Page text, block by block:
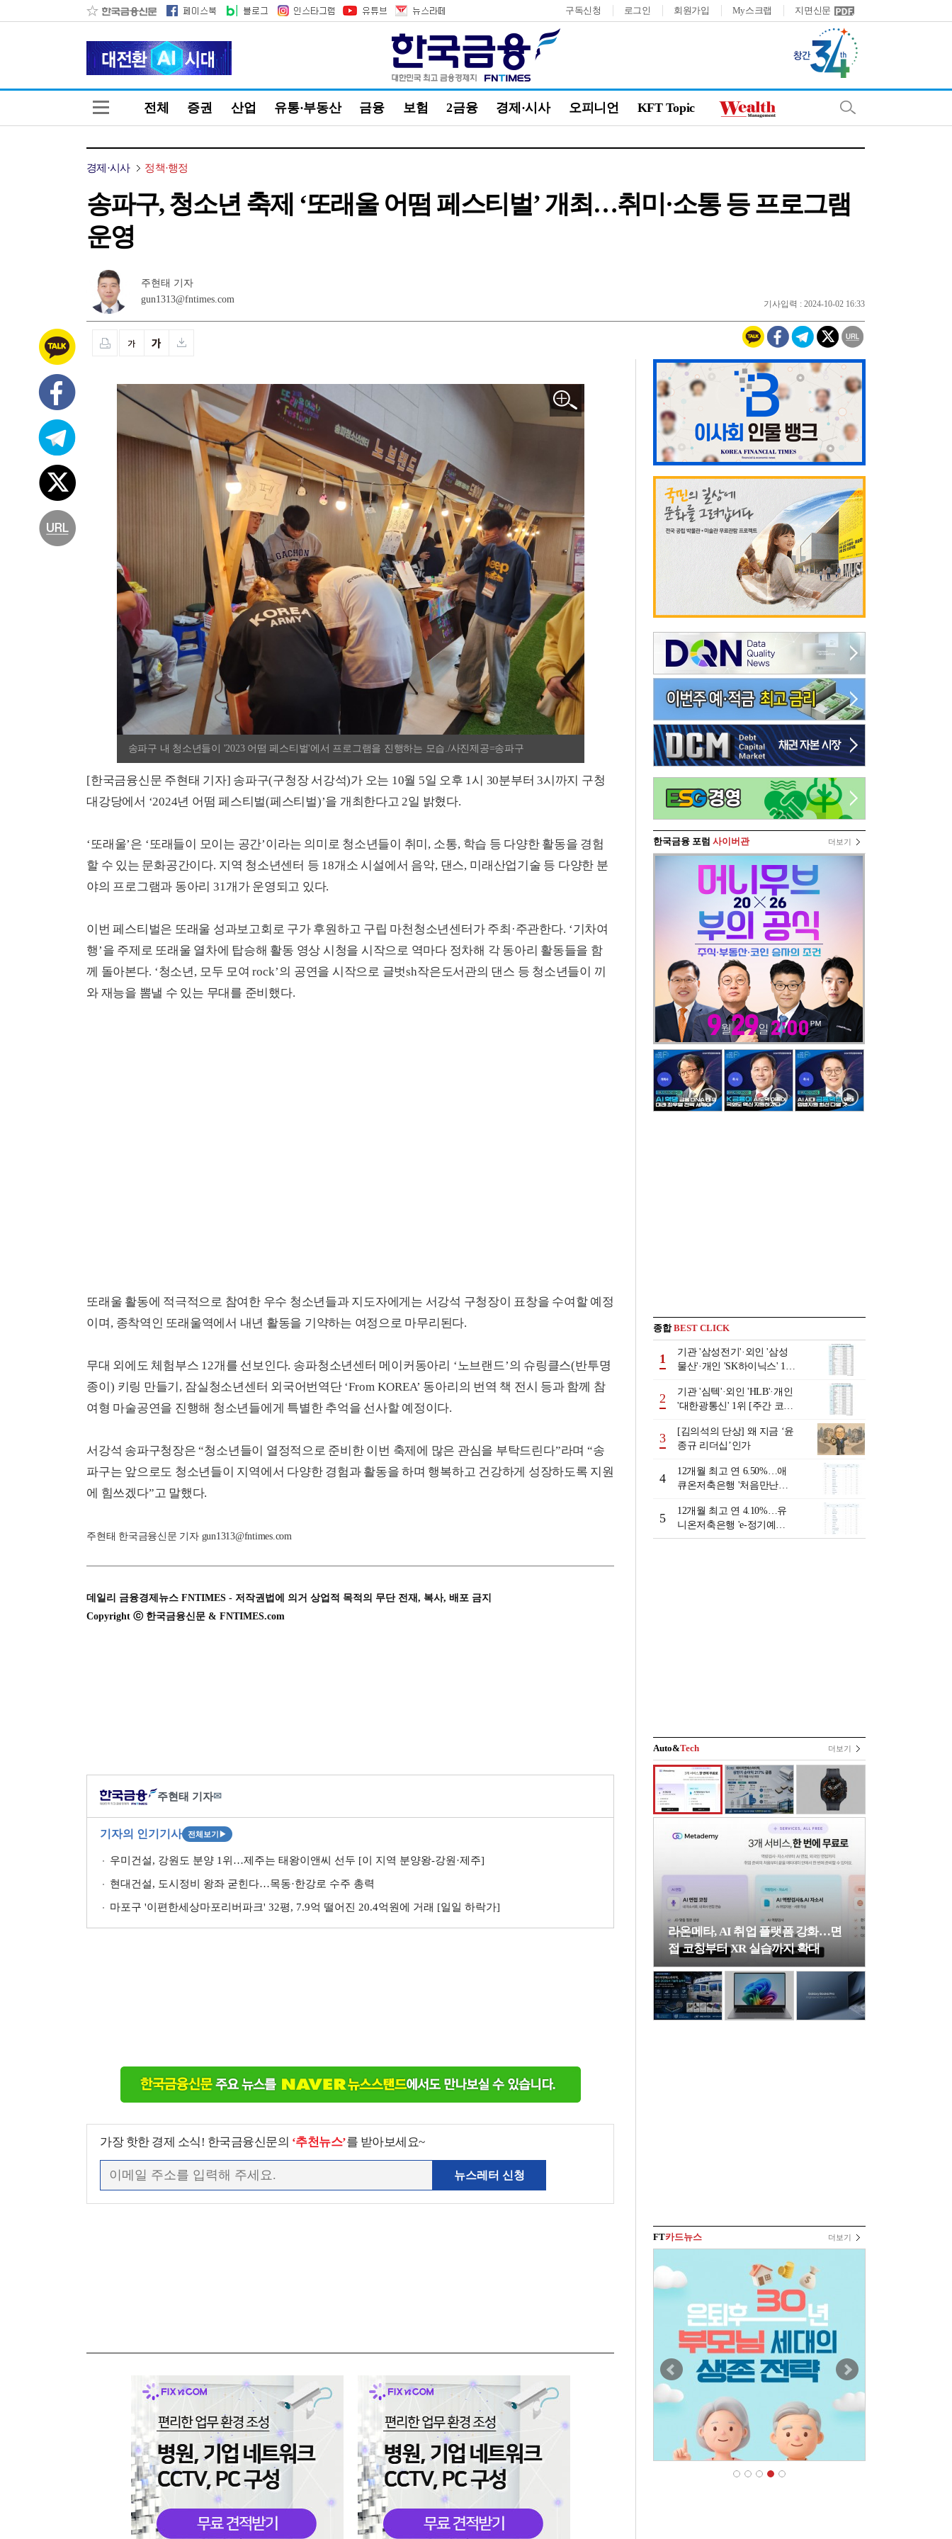
구독신청 로그인 회원가입 My스크랩 지면신문
전체 증권 산업 유통·부동산 금융 보험 2금융 경제·시사 오피니언 KFT Topic
경제·시사 정책·행정
송파구, 청소년 축제 ‘또래울 어떰 페스티벌’ 개최…취미·소통 등 프로그램
운영
주현태 기자
gun1313@fntimes.com
기사입력 : 2024-10-02 16:33
송파구 내 청소년들이 '2023 어떰 페스티벌'에서 프로그램을 진행하는 모습./사진제공=송파구
[한국금융신문 주현태 기자] 송파구(구청장 서강석)가 오는 10월 5일 오후 1시 30분부터 3시까지 구청
대강당에서 ‘2024년 어떰 페스티벌(페스티벌)’을 개최한다고 2일 밝혔다.
‘또래울’은 ‘또래들이 모이는 공간’이라는 의미로 청소년들이 취미 , 소통, 학습 등 다양한 활동을 경험
할 수 있는 문화공간이다. 지역 청소년센터 등 18개소 시설에서 음악, 댄스, 미래산업기술 등 다양한 분
야의 프로그램과 동아리 31개가 운영되고 있다.
이번 페스티벌은 또래울 성과보고회로 구가 후원하고 구립 마천청소년센터가 주최 ·주관한다. ‘기차여
행’을 주제로 또래울 열차에 탑승해 활동 영상 시청을 시작으로 역마다 정차해 각 동아리 활동들을 함
께 돌아본다. ‘청소년, 모두 모여rock’의 공연을 시작으로 글벗sh작은도서관의 댄스 등 청소년들이 끼
와 재능을 뽐낼 수 있는 무대를 준비했다.
또래울 활동에 적극적으로 참여한 우수 청소년들과 지도자에게는 서강석 구청장이 표창을 수여할 예정
이며 , 종착역인 또래울역에서 내년 활동을 기약하는 여정으로 마무리된다.
무대 외에도 체험부스 12개를 선보인다. 송파청소년센터 메이커동아리 ‘노브랜드’의 슈링클스(반투명
종이) 키링 만들기 , 잠실청소년센터 외국어번역단 ‘From KOREA’ 동아리의 번역 책 전시 등과 함께 참
여형 마술공연을 진행해 청소년들에게 특별한 추억을 선사할 예정이다.
서강석 송파구청장은“청소년들이 열정적으로 준비한 이번 축제에 많은 관심을 부탁드린다”라며 “송
파구는 앞으로도 청소년들이 지역에서 다양한 경험과 활동을 하며 행복하고 건강하게 성장하도록 지원
에 힘쓰겠다”고 말했다.
주현태 한국금융신문 기자 gun1313@fntimes.com
데일리 금융경제뉴스 FNTIMES - 저작권법에 의거 상업적 목적의 무단 전재, 복사, 배포 금지
Copyright ⓒ 한국금융신문 & FNTIMES.com
주현태 기자✉
기자의 인기기사 전체보기 ▶
우미건설, 강원도 분양 1위…제주는 태왕이앤씨 선두 [이 지역 분양왕-강원·제주]
현대건설, 도시정비 왕좌 굳힌다…목동·한강로 수주 총력
마포구 '이편한세상마포리버파크' 32평, 7.9억 떨어진 20.4억원에 거래 [일일 하락가]
가장 핫한 경제 소식! 한국금융신문의 ‘추천뉴스’를 받아보세요~
뉴스레터 신청
한국금융 포럼 사이버관 더보기
종합BEST CLICK
1
기관 '삼성전기'·외인 '삼성
물산'·개인 'SK하이닉스' 1위
년 8월3일~8월7일]
2
기관 '심텍'·외인 'HLB'·개인
'대한광통신' 1위 [주간 코스
월7일]
3
[김의석의 단상] 왜 지금 ‘윤
종규 리더십’인가
4
12개월 최고 연 6.50%…애
큐온저축은행 '처음만난적
리-8월 2주]
5
12개월 최고 연 4.10%…유
니온저축은행 'e-정기예
금'[이주의 저축은행 예금금
Auto&Tech 더보기
라온메타, AI 취업 플랫폼 강화…면
접 코칭부터 XR 실습까지 확대
FT카드뉴스 더보기